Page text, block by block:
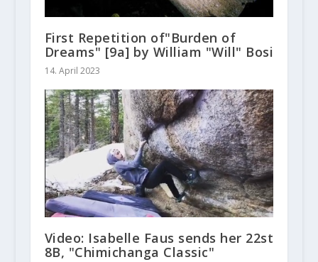
First Repetition of"Burden of
Dreams" [9a] by William "Will" Bosi
14. April 2023
Video: Isabelle Faus sends her 22st
8B, "Chimichanga Classic"